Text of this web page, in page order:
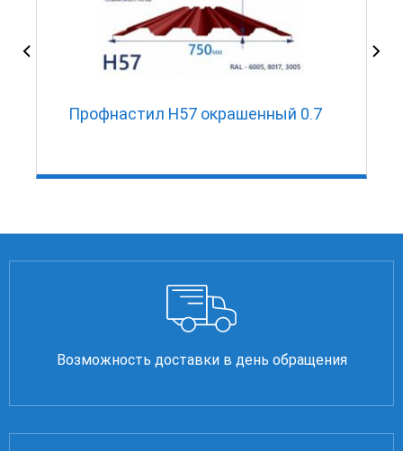
Профнастил Н57 окрашенный 0.7
Возможность доставки в день обращения